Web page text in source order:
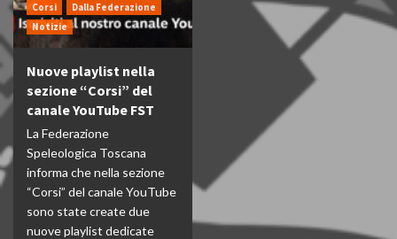
Corsi
Dalla Federazione
Notizie
Nuove playlist nella
sezione “Corsi” del
canale YouTube FST
La Federazione
Speleologica Toscana
informa che nella sezione
“Corsi” del canale YouTube
sono state create due
nuove playlist dedicate